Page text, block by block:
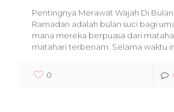
Pentingnya Merawat Wajah Di
Ramadan adalah bulan suci bagi
mana mereka berpuasa dari
matahari terbenam. Selama waktu
0